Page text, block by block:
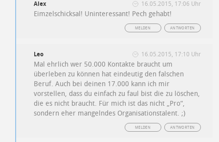
Alex 16.05.2015, 17:06 Uhr
Eimzelschicksal! Uninteressant! Pech gehabt!
ANTWORTEN
MELDEN
Leo 16.05.2015, 17:10 Uhr
Mal ehrlich wer 50.000 Kontakte braucht um
überleben zu können hat eindeutig den falschen
Beruf. Auch bei deinen 17.000 kann ich mir
vorstellen, dass du einfach zu faul bist die zu löschen,
die es nicht braucht. Für mich ist das nicht „Pro“,
sondern eher mangelndes Organisationstalent. ;)
ANTWORTEN
MELDEN